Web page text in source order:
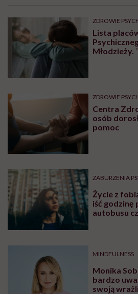
ZDROWIE
Lista
Młodzieży.
ZDROWIE
Centra
osób
pomoc
ZABURZENIA
Życie z
iść godzinę
autobusu
MINDFULNESS
Monika
bardzo
swoją